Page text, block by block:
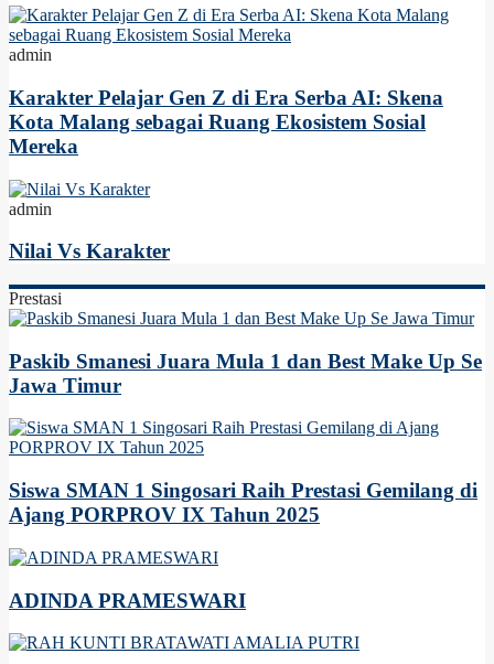
admin
Karakter Pelajar Gen Z di Era Serba AI: Skena
Kota Malang sebagai Ruang Ekosistem Sosial
Mereka
admin
Nilai Vs Karakter
Prestasi
Paskib Smanesi Juara Mula 1 dan Best Make Up Se
Jawa Timur
Siswa SMAN 1 Singosari Raih Prestasi Gemilang di
Ajang PORPROV IX Tahun 2025
ADINDA PRAMESWARI